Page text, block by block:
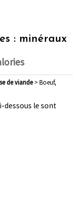
: minéraux
de viande> Boeuf,
le sont